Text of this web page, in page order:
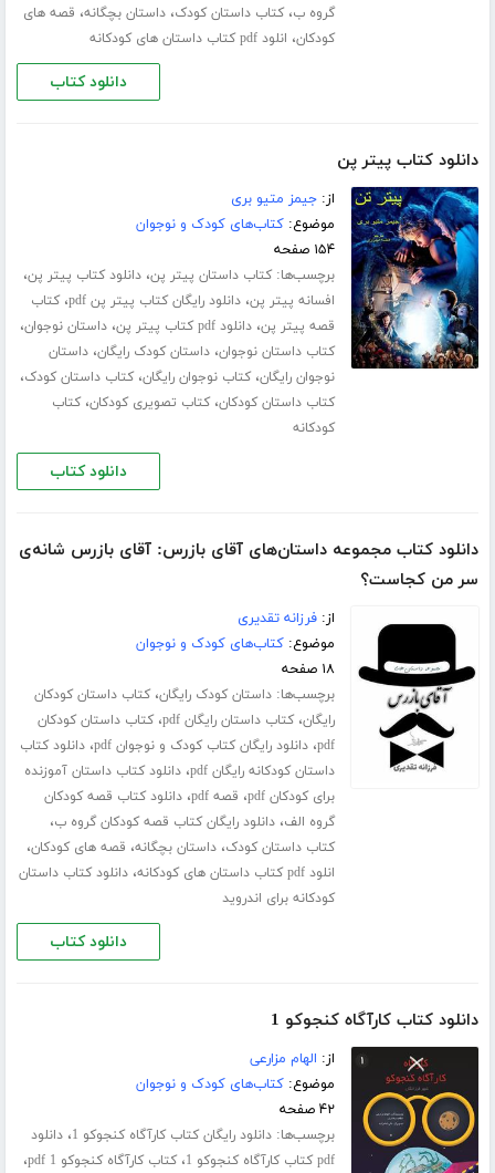
گروه ب،کتاب داستان کودک،داستان بچگانه، قصه های
کودکان، انلود pdf کتاب داستان های کودکانه
دانلود کتاب
دانلود کتاب پیتر پن
از:جیمز متیو بری
موضوع:کتاب‌های کودک و نوجوان
۱۵۴ صفحه
برچسب‌ها:کتاب داستان پیتر پن،دانلود کتاب پیتر پن،
افسانه پیتر پن،دانلود رایگان کتاب پیتر پن pdf ،کتاب
قصه پیتر پن،دانلود pdf کتاب پیتر پن ،داستان نوجوان،
کتاب داستان نوجوان،داستان کودک رایگان،داستان
نوجوان رایگان،کتاب نوجوان رایگان،کتاب داستان کودک،
کتاب داستان کودکان،کتاب تصویری کودکان،کتاب
کودکانه
دانلود کتاب
دانلود کتاب مجموعه داستان‌های آقای بازرس: آقای بازرس شانه‌ی
سر من کجاست؟
از:فرزانه تقدیری
موضوع:کتاب‌های کودک و نوجوان
۱۸ صفحه
برچسب‌ها:داستان کودک رایگان،کتاب داستان کودکان
رایگان،کتاب داستان رایگان pdf ،کتاب داستان کودکان
pdf،دانلود رایگان کتاب کودک و نوجوان pdf ،دانلود کتاب
داستان کودکانه رایگان pdf
،دانلود کتاب داستان آموزنده
برای کودکان pdf
، قصه pdf ،دانلود کتاب قصه کودکان
گروه الف،دانلود رایگان کتاب قصه کودکان گروه ب،
کتاب داستان کودک،داستان بچگانه، قصه های کودکان،
انلود pdf کتاب داستان های کودکانه ،دانلود کتاب داستان
کودکانه برای اندروید
دانلود کتاب
دانلود کتاب کارآگاه کنجوکو 1
از: الهام مزارعی
موضوع:کتاب‌های کودک و نوجوان
۴۲ صفحه
برچسب‌ها:دانلود رایگان کتاب کارآگاه کنجوکو 1 ،دانلود
pdf کتاب کارآگاه کنجوکو 1
،کتاب کارآگاه کنجوکو 1 pdf ،